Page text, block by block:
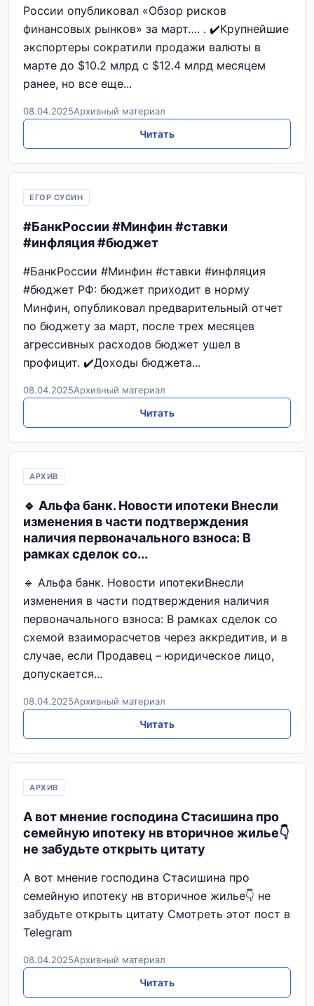
России опубликовал «Обзор рисков
финансовых рынков» за март…. . ✔️Крупнейшие
экспортеры сократили продажи валюты в
марте до $10.2 млрд с $12.4 млрд месяцем
ранее, но все еще...
08.04.2025Архивный материал
Читать
ЕГОР СУСИН
#БанкРоссии #Минфин #ставки
#инфляция #бюджет
#БанкРоссии #Минфин #ставки #инфляция
#бюджет РФ: бюджет приходит в норму
Минфин, опубликовал предварительный отчет
по бюджету за март, после трех месяцев
агрессивных расходов бюджет ушел в
профицит. ✔️Доходы бюджета...
08.04.2025Архивный материал
Читать
АРХИВ
🔹 Альфа банк. Новости ипотеки Внесли
изменения в части подтверждения
наличия первоначального взноса: В
рамках сделок со...
🔹 Альфа банк. Новости ипотекиВнесли
изменения в части подтверждения наличия
первоначального взноса: В рамках сделок со
схемой взаиморасчетов через аккредитив, и в
случае, если Продавец – юридическое лицо,
допускается...
08.04.2025Архивный материал
Читать
АРХИВ
А вот мнение господина Стасишина про
семейную ипотеку нв вторичное жилье👇
не забудьте открыть цитату
А вот мнение господина Стасишина про
семейную ипотеку нв вторичное жилье👇 не
забудьте открыть цитату Смотреть этот пост в
Telegram
08.04.2025Архивный материал
Читать